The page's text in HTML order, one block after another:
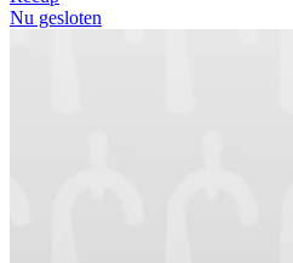
Nu gesloten